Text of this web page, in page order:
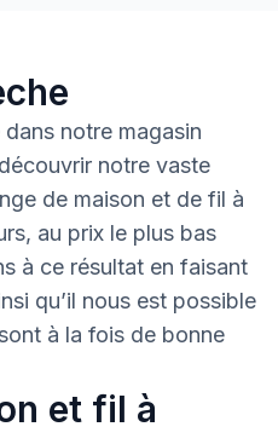
notre magasin
notre vaste
de maison et de fil à
au prix le plus bas
à ce résultat en faisant
qu’il nous est possible
à la fois de bonne
et fil à